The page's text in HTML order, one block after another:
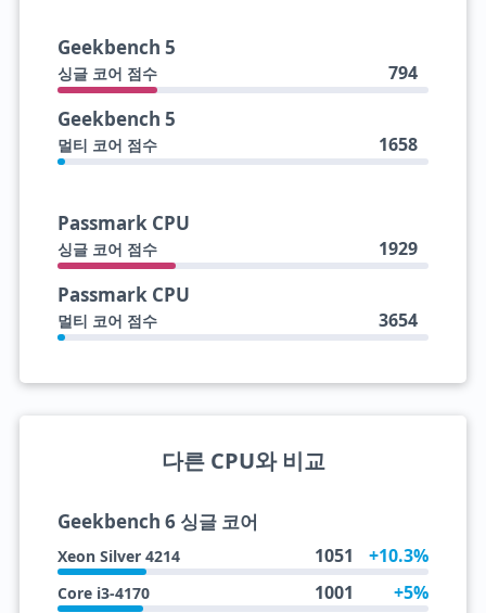
Geekbench 5
싱글 코어 점수 794
Geekbench 5
멀티 코어 점수 1658
Passmark CPU
싱글 코어 점수 1929
Passmark CPU
멀티 코어 점수 3654
다른 CPU와 비교
Geekbench 6 싱글 코어
Xeon Silver 4214 1051 +10.3%
Core i3-4170 1001 +5%